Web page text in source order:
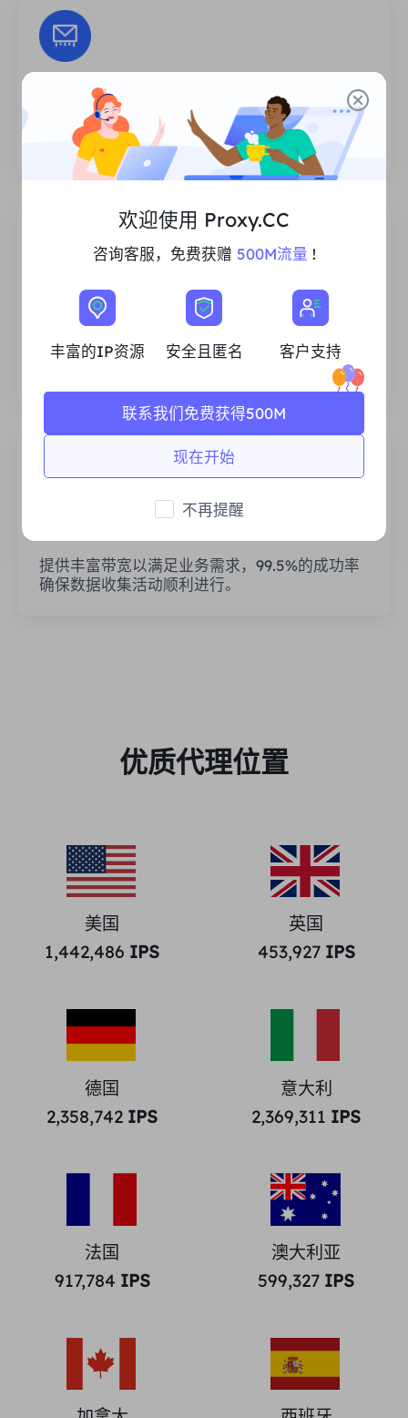
无限的会话
代理的使用次数或调用频率没有限制。您可以一
次生成大量代理。
丰富的住宅IP资源
不断努力扩大现有的代理池，以满足每一个客户
提供丰富带宽以满足业务需求，99.5%的成功率
确保数据收集活动顺利进行。
优质代理位置
美国
1,442,486 IPS
英国
453,927IPS
德国
2,358,742 IPS
意大利
2,369,311 IPS
法国
917,784 IPS
澳大利亚
599,327 IPS
欢迎使用 Proxy.CC
咨询客服，免费获赠 500M流量 !
丰富的IP资源 安全且匿名 客户支持
现在开始
联系我们免费获得500M
不再提醒